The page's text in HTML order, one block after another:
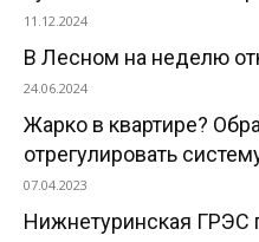
11.12.2024
В Лесном на неделю
24.06.2024
Жарко в квартире?
отрегулировать
07.04.2023
Нижнетуринская ГРЭС